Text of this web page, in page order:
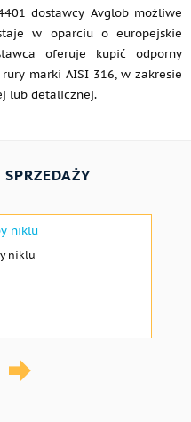
dostawcy Avglob możliwe
w oparciu o europejskie
oferuje kupić odporny
marki AISI 316, w zakresie
lub detalicznej.
niklu
niklu